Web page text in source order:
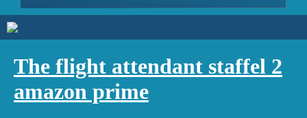
The flight attendant staffel 2
amazon prime